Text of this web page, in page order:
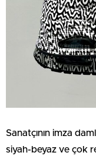
Sanatçının imza
siyah-beyaz ve çok